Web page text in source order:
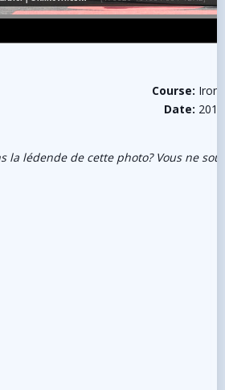
Course:
Date:
la lédende de cette photo? Vous ne